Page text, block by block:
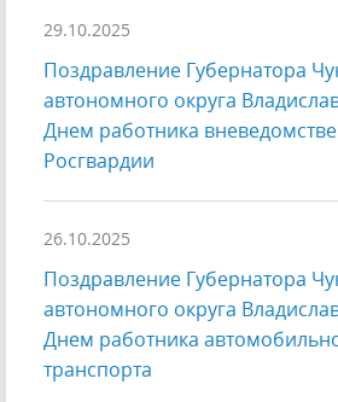
29.10.2025
Поздравление Губернатора
автономного округа
Днем работника
Росгвардии
26.10.2025
Поздравление Губернатора
автономного округа
Днем работника
транспорта